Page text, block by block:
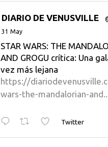
DIARIO DE VENUSVILLE
31 May
STAR WARS: THE
AND GROGU crítica: Una
vez más lejana
https://
wars-the-mandalorian-
Twitter